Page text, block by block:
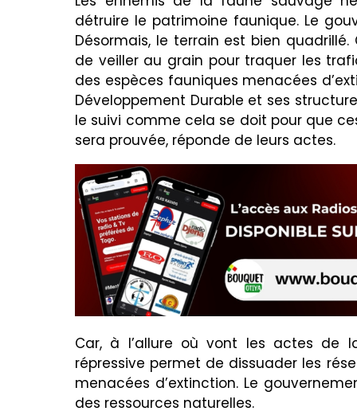
détruire le patrimoine faunique. Le
Désormais, le terrain est bien
de veiller au grain pour traquer les
des espèces fauniques menacées
Développement Durable et ses
le suivi comme cela se doit pour que
sera prouvée, réponde de leurs actes.
Car, à l’allure où vont les actes de
répressive permet de dissuader les
menacées d’extinction. Le
des ressources naturelles.